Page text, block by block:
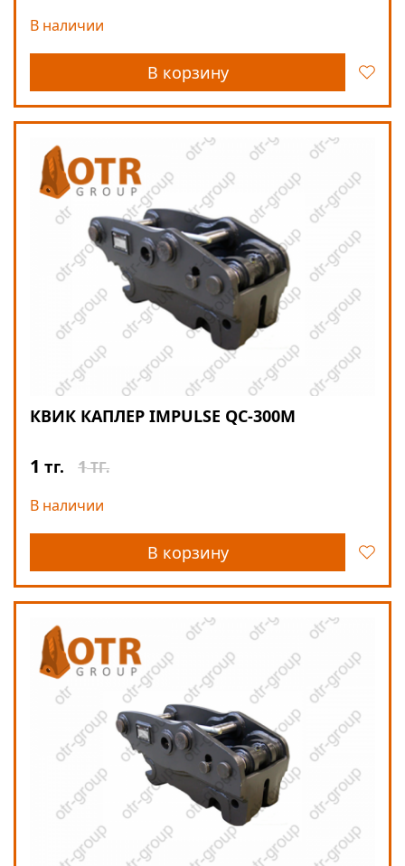
В корзину
В наличии
КВИК КАПЛЕР IMPULSE QC-300M
1 тг. 1ТГ.
В корзину
В наличии